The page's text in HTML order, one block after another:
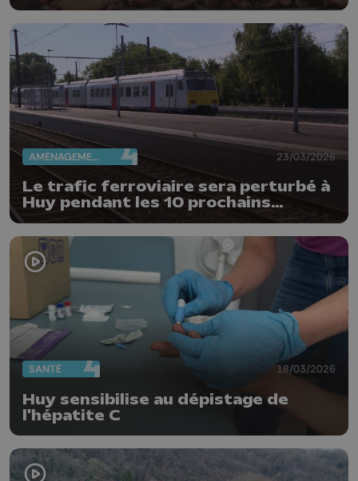
AMÉNAGEMENT DU TERRITOIRE 23/03/2026
Le trafic ferroviaire sera perturbé à
Huy pendant les 10 prochains
weekends
SANTÉ 18/03/2026
Huy sensibilise au dépistage de
l'hépatite C